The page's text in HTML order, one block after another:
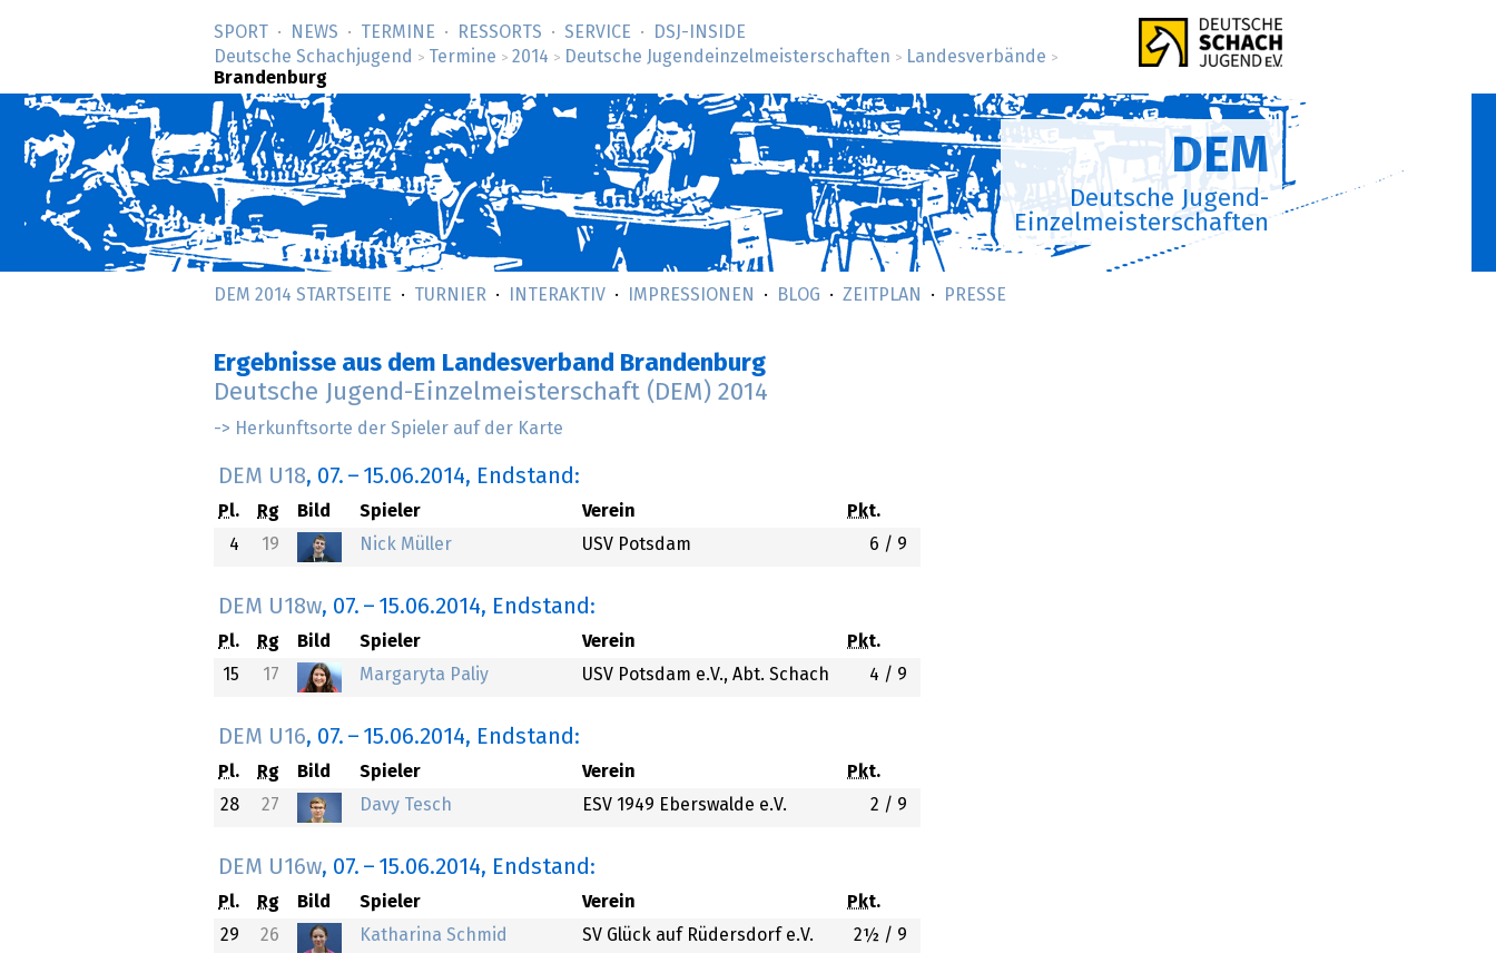
SPORT NEWS TERMINE RESSORTS SERVICE
DSJ-­INSIDE
Deutsche Schachjugend
> Termine > 2014 > Deutsche Jugendeinzelmeisterschaften > Landesverbände >
Brandenburg
DEM
Deutsche Jugend-
Einzelmeisterschaften
DEM 2014 STARTSEITE TURNIER INTERAKTIV IMPRESSIONEN BLOG ZEITPLAN PRESSE
Ergebnisse aus dem Landesverband Brandenburg
Deutsche Jugend-Einzelmeisterschaft (DEM) 2014
-> Herkunftsorte der Spieler auf der Karte
DEM U18, 07. – 15.06.2014, Endstand:
Pl. Rg Bild Spieler Verein
Pkt.
4
19 Nick Müller USV Potsdam 6 / 9
DEM U18w, 07. – 15.06.2014, Endstand:
Pl. Rg Bild Spieler Verein
Pkt.
15
17 Margaryta Paliy USV Potsdam e.V., Abt. Schach 4 / 9
DEM U16, 07. – 15.06.2014, Endstand:
Pl. Rg Bild Spieler Verein
Pkt.
28
27 Davy Tesch ESV 1949 Eberswalde e.V. 2 / 9
DEM U16w, 07. – 15.06.2014, Endstand:
Pl. Rg Bild Spieler Verein
Pkt.
29
26 Katharina Schmid SV Glück auf Rüdersdorf e.V. 2½ / 9